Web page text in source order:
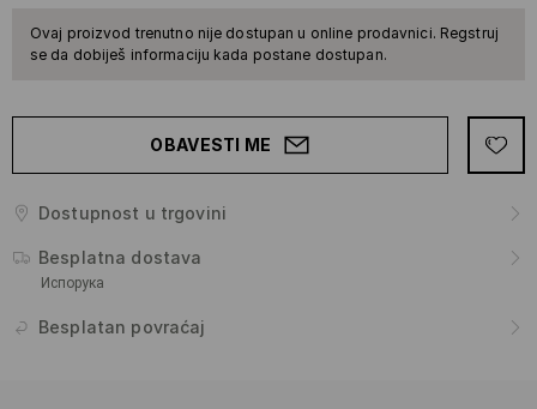
Ovaj proizvod trenutno nije dostupan u online prodavnici. Regstruj
se da dobiješ informaciju kada postane dostupan.
OBAVESTI ME
Dostupnost u trgovini
Besplatna dostava
Испорука
Besplatan povraćaj